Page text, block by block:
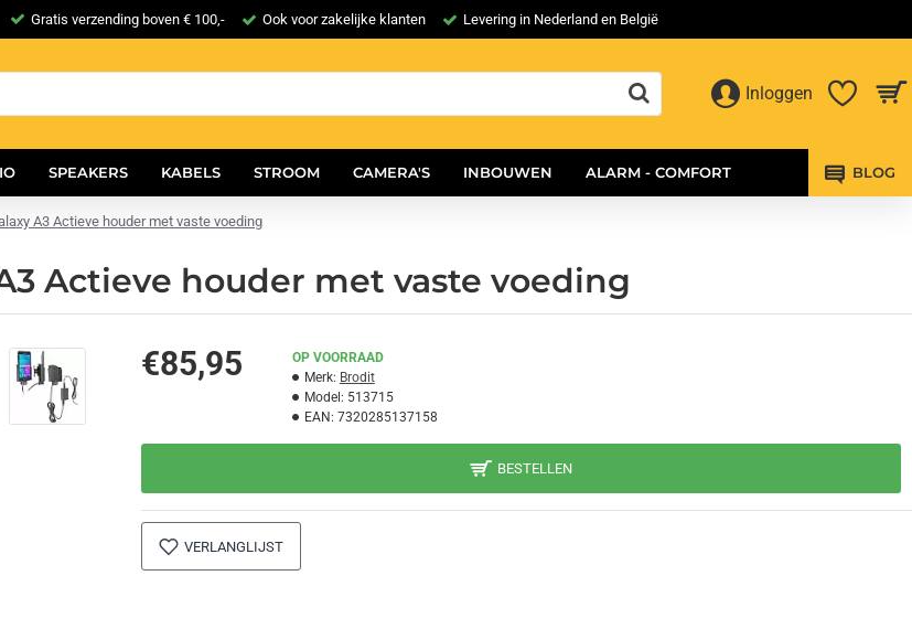
Gratis verzending boven € 100,- Ook voor zakelijke klanten Levering in Nederland en België
Inloggen
SPEAKERS KABELS STROOM CAMERA'S INBOUWEN ALARM - COMFORT BLOG
A3 Actieve houder met vaste voeding
Actieve houder met vaste voeding
€85,95
OP VOORRAAD
Merk: Brodit
Model: 513715
EAN: 7320285137158
BESTELLEN
VERLANGLIJST